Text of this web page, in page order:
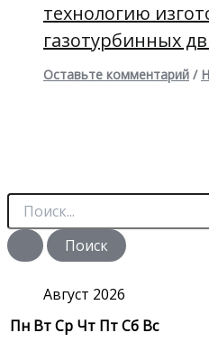
технологию
газотурбинных
Оставьте комментарий /
П
и
с
Август 2026
Пн ВтСр Чт ПтСб Вс